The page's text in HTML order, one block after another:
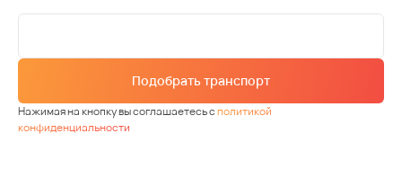
Подобрать транспорт
Нажимая на кнопку вы соглашаетесь сполитикой
конфиденциальности